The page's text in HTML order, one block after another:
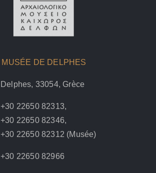
MUSÉE DE DELPHES
Delphes, 33054, Grèce
+30 22650 82313,
+30 22650 82346,
+30 22650 82312 (Musée)
+30 22650 82966